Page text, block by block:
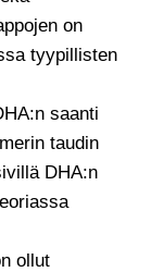
on
tyypillisten
saanti
taudin
DHA:n
ollut